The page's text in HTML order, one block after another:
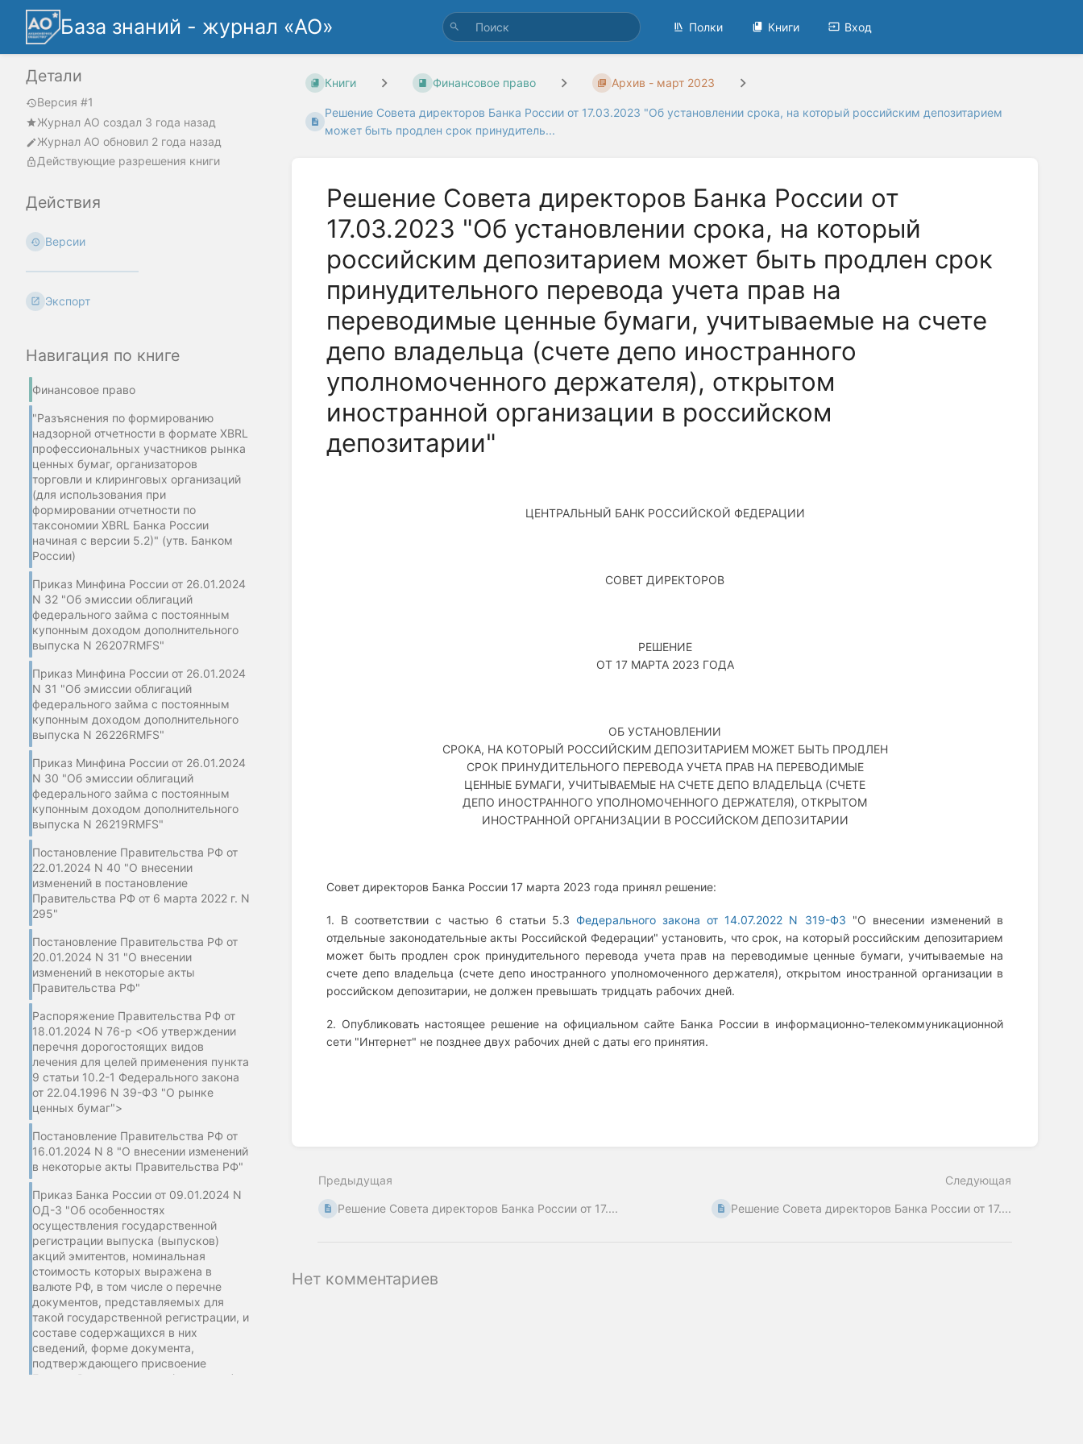
База знаний - журнал «АО» Полки Книги Вход
Детали
Версия #1
Журнал АО создал 3 года назад
Журнал АО обновил 2 года назад
Действующие разрешения книги
Действия
Версии
Экспорт
Навигация по книге
Финансовое право
"Разъяснения по формированию
надзорной отчетности в формате XBRL
профессиональных участников рынка
ценных бумаг, организаторов
торговли и клиринговых организаций
(для использования при
формировании отчетности по
таксономии XBRL Банка России
начиная с версии 5.2)" (утв. Банком
России)
Приказ Минфина России от 26.01.2024
N 32 "Об эмиссии облигаций
федерального займа с постоянным
купонным доходом дополнительного
выпуска N 26207RMFS"
Приказ Минфина России от 26.01.2024
N 31 "Об эмиссии облигаций
федерального займа с постоянным
купонным доходом дополнительного
выпуска N 26226RMFS"
Приказ Минфина России от 26.01.2024
N 30 "Об эмиссии облигаций
федерального займа с постоянным
купонным доходом дополнительного
выпуска N 26219RMFS"
Постановление Правительства РФ от
22.01.2024 N 40 "О внесении
изменений в постановление
Правительства РФ от 6 марта 2022 г. N
295"
Постановление Правительства РФ от
20.01.2024 N 31 "О внесении
изменений в некоторые акты
Правительства РФ"
Распоряжение Правительства РФ от
18.01.2024 N 76-р <Об утверждении
перечня дорогостоящих видов
лечения для целей применения пункта
9 статьи 10.2-1 Федерального закона
от 22.04.1996 N 39-ФЗ "О рынке
ценных бумаг">
Постановление Правительства РФ от
16.01.2024 N 8 "О внесении изменений
в некоторые акты Правительства РФ"
Приказ Банка России от 09.01.2024 N
ОД-3 "Об особенностях
осуществления государственной
регистрации выпуска (выпусков)
акций эмитентов, номинальная
стоимость которых выражена в
валюте РФ, в том числе о перечне
документов, представляемых для
такой государственной регистрации, и
составе содержащихся в них
сведений, форме документа,
подтверждающего присвоение
Банком России выпуску (выпускам)
Книги Финансовое право Архив - март 2023
Решение Совета директоров Банка России от 17.03.2023 "Об установлении срока, на который российским депозитарием
может быть продлен срок принудитель...
Решение Совета директоров Банка России от
17.03.2023 "Об установлении срока, на который
российским депозитарием может быть продлен срок
принудительного перевода учета прав на
переводимые ценные бумаги, учитываемые на счете
депо владельца (счете депо иностранного
уполномоченного держателя), открытом
иностранной организации в российском
депозитарии"
ЦЕНТРАЛЬНЫЙ БАНК РОССИЙСКОЙ ФЕДЕРАЦИИ
СОВЕТ ДИРЕКТОРОВ
РЕШЕНИЕ
ОТ 17 МАРТА 2023 ГОДА
ОБ УСТАНОВЛЕНИИ
СРОКА, НА КОТОРЫЙ РОССИЙСКИМ ДЕПОЗИТАРИЕМ МОЖЕТ БЫТЬ ПРОДЛЕН
СРОК ПРИНУДИТЕЛЬНОГО ПЕРЕВОДА УЧЕТА ПРАВ НА ПЕРЕВОДИМЫЕ
ЦЕННЫЕ БУМАГИ, УЧИТЫВАЕМЫЕ НА СЧЕТЕ ДЕПО ВЛАДЕЛЬЦА (СЧЕТЕ
ДЕПО ИНОСТРАННОГО УПОЛНОМОЧЕННОГО ДЕРЖАТЕЛЯ), ОТКРЫТОМ
ИНОСТРАННОЙ ОРГАНИЗАЦИИ В РОССИЙСКОМ ДЕПОЗИТАРИИ
Совет директоров Банка России 17 марта 2023 года принял решение:
1. В соответствии с частью 6 статьи 5.3 Федерального закона от 14.07.2022 N 319-ФЗ "О внесении изменений в
отдельные законодательные акты Российской Федерации" установить, что срок, на который российским депозитарием
может быть продлен срок принудительного перевода учета прав на переводимые ценные бумаги, учитываемые на
счете депо владельца (счете депо иностранного уполномоченного держателя), открытом иностранной организации в
российском депозитарии, не должен превышать тридцать рабочих дней.
2. Опубликовать настоящее решение на официальном сайте Банка России в информационно-телекоммуникационной
сети "Интернет" не позднее двух рабочих дней с даты его принятия.
mode
Предыдущая
Решение Совета директоров Банка России от 17....
Следующая
Решение Совета директоров Банка России от 17....
Нет комментариев